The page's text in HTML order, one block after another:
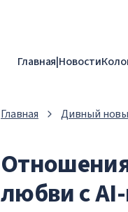
Главная|Новости
Главная Дивный
любви с